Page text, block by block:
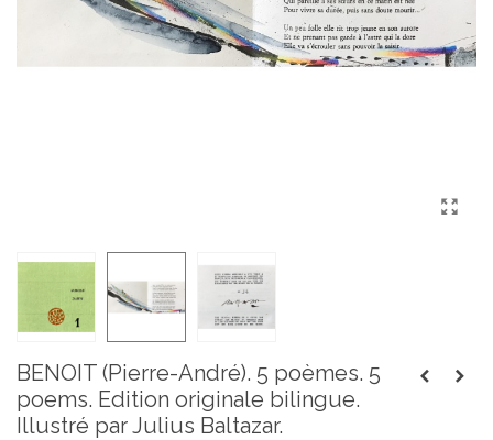
BENOIT (Pierre-André). 5 poèmes. 5
poems. Edition originale bilingue.
Illustré par Julius Baltazar.